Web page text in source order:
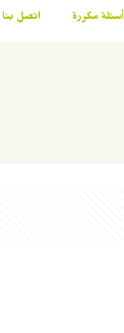
أسئلة مكررة اتصل بنا